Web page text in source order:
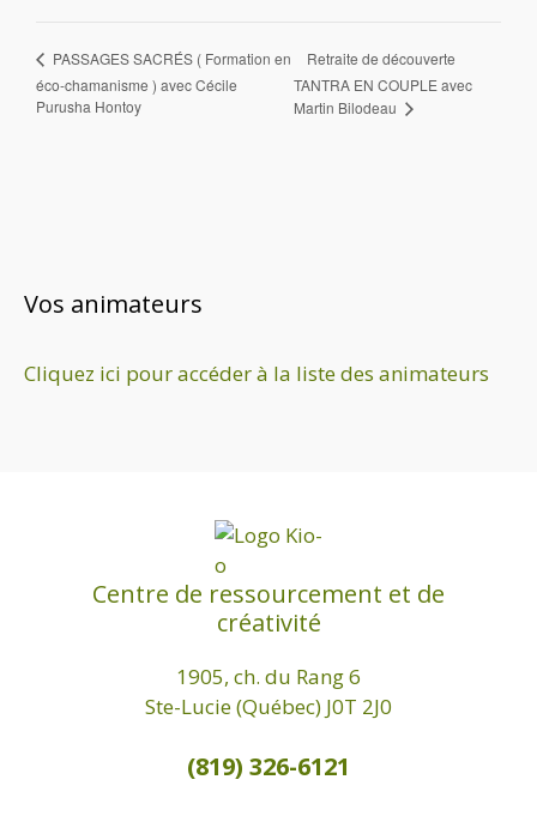
PASSAGES SACRÉS ( Formation en
éco-chamanisme ) avec Cécile
Purusha Hontoy
Retraite de découverte
TANTRA EN COUPLE avec
Martin Bilodeau
Vos animateurs
Cliquez ici pour accéder à la liste des animateurs
Centre de ressourcement et de
créativité
1905, ch. du Rang 6
Ste-Lucie (Québec) J0T 2J0
(819) 326-6121